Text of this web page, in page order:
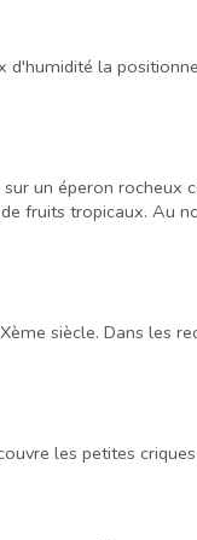
la
un éperon rocheux
fruits tropicaux. Au
siècle. Dans les
les petites